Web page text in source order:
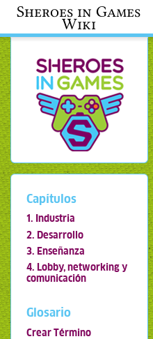
Sheroes in Games
Wiki
Capítulos
1. Industria
2. Desarrollo
3. Enseñanza
4. Lobby, networking y
comunicación
Glosario
Crear Término